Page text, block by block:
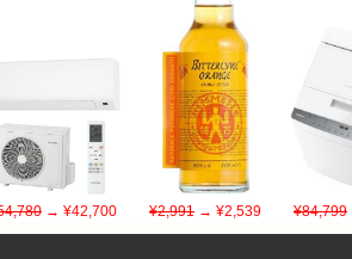
→ ¥42,700 ¥2,991 → ¥2,539 ¥84,799